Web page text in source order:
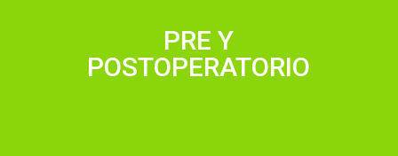
PRE Y
POSTOPERATORIO